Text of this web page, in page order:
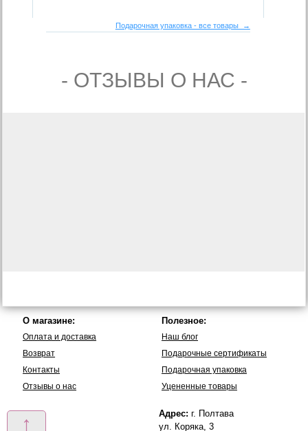
Подарочная упаковка - все товары →
- ОТЗЫВЫ О НАС -
↑
О магазине:
Оплата и доставка
Возврат
Контакты
Отзывы о нас
Полезное:
Наш блог
Подарочные сертификаты
Подарочная упаковка
Уцененные товары
Адрес: г. Полтава
ул. Коряка, 3